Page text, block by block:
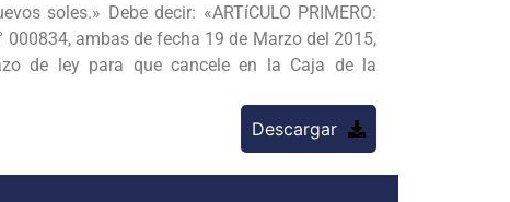
soles.» Debe decir: «ARTíCULO PRIMERO:
000834, ambas de fecha 19 de Marzo del 2015,
de ley para que cancele en la Caja de la
Descargar